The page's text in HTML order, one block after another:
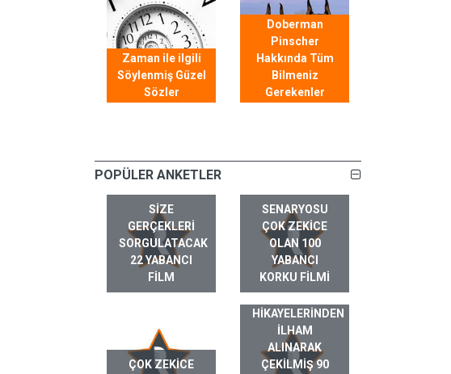
Zaman ile ilgili
Söylenmiş Güzel
Sözler
Doberman
Pinscher
Hakkında Tüm
Bilmeniz
Gerekenler
POPÜLER ANKETLER
SIZE
GERÇEKLERI
SORGULATACAK
22 YABANCI
FILM
SENARYOSU
ÇOK ZEKICE
OLAN 100
YABANCI
KORKU FILMI
ÇOK ZEKICE
GERÇEK HAYAT
HIKAYELERINDEN
ILHAM
ALINARAK
ÇEKILMIŞ 90